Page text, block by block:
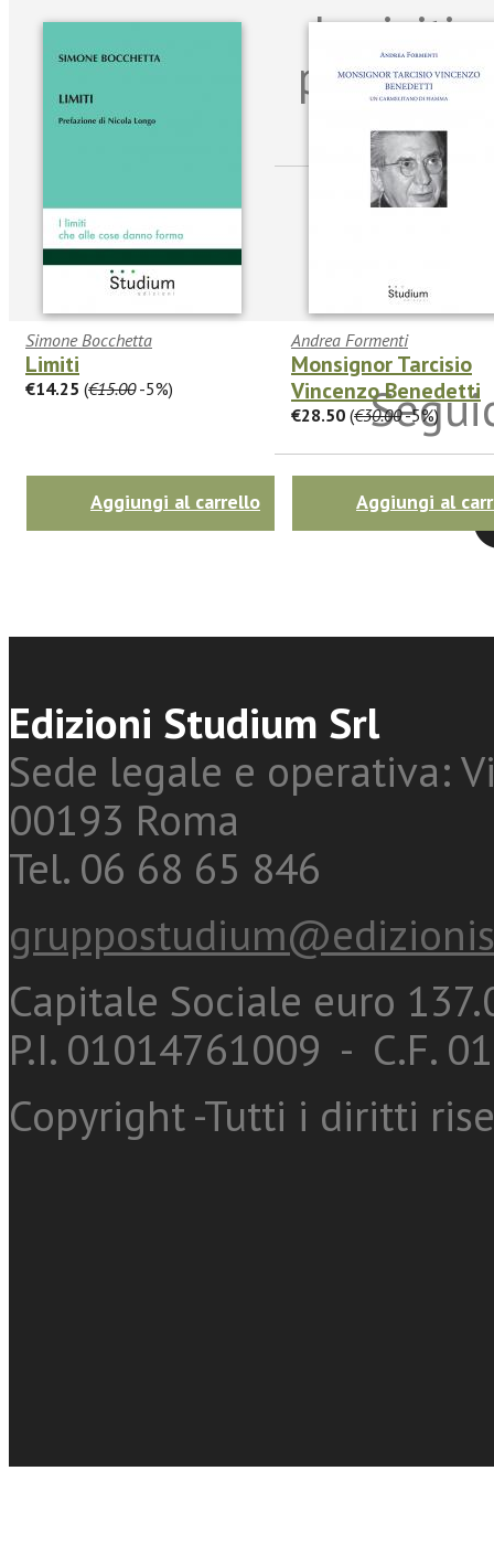
Simone Bocchetta
Limiti
€14.25 (€15.00-5%)
Aggiungi al carrello
Andrea Formenti
Monsignor Tarcisio
Vincenzo Benedetti
€28.50 (€30.00-5%)
Aggiungi al
Iscriviti
per
sulle
Edizioni Studium Srl
Sede legale e operativa:
00193 Roma
Tel. 06 68 65 846
Capitale Sociale euro
P.I. 01014761009 - C.F.
Copyright -Tutti i diritti